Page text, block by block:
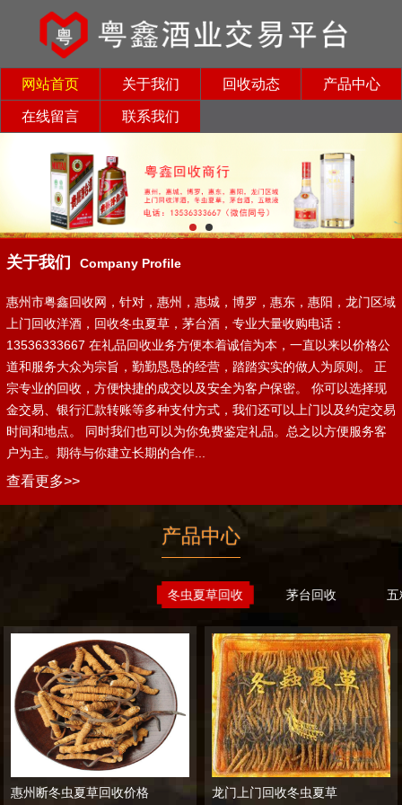
网站首页 关于我们 回收动态 产品中心
在线留言 联系我们
关于我们 Company Profile
惠州市粤鑫回收网，针对，惠州，惠城，博罗，惠东，惠阳，龙门区域
上门回收洋酒，回收冬虫夏草，茅台酒，专业大量收购电话：
13536333667 在礼品回收业务方便本着诚信为本，一直以来以价格公
道和服务大众为宗旨，勤勤恳恳的经营，踏踏实实的做人为原则。 正
宗专业的回收，方便快捷的成交以及安全为客户保密。 你可以选择现
金交易、银行汇款转账等多种支付方式，我们还可以上门以及约定交易
时间和地点。 同时我们也可以为你免费鉴定礼品。总之以方便服务客
户为主。期待与你建立长期的合作...
查看更多>>
产品中心
冬虫夏草回收 茅台回收 五
惠州断冬虫夏草回收价格 龙门上门回收冬虫夏草